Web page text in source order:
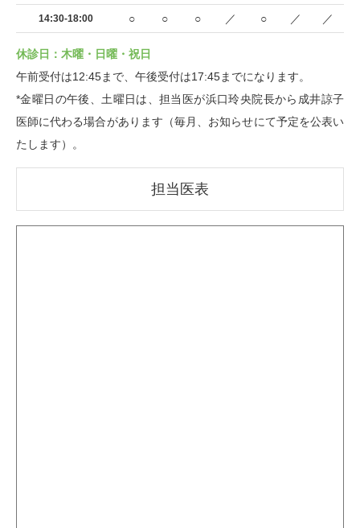
14:30-18:00 ○ ○ ○ ／ ○ ／ ／
休診日：木曜・日曜・祝日
午前受付は12:45まで、午後受付は17:45までになります。
*金曜日の午後、土曜日は、担当医が浜口玲央院長から成井諒子
医師に代わる場合があります（毎月、お知らせにて予定を公表い
たします）。
担当医表